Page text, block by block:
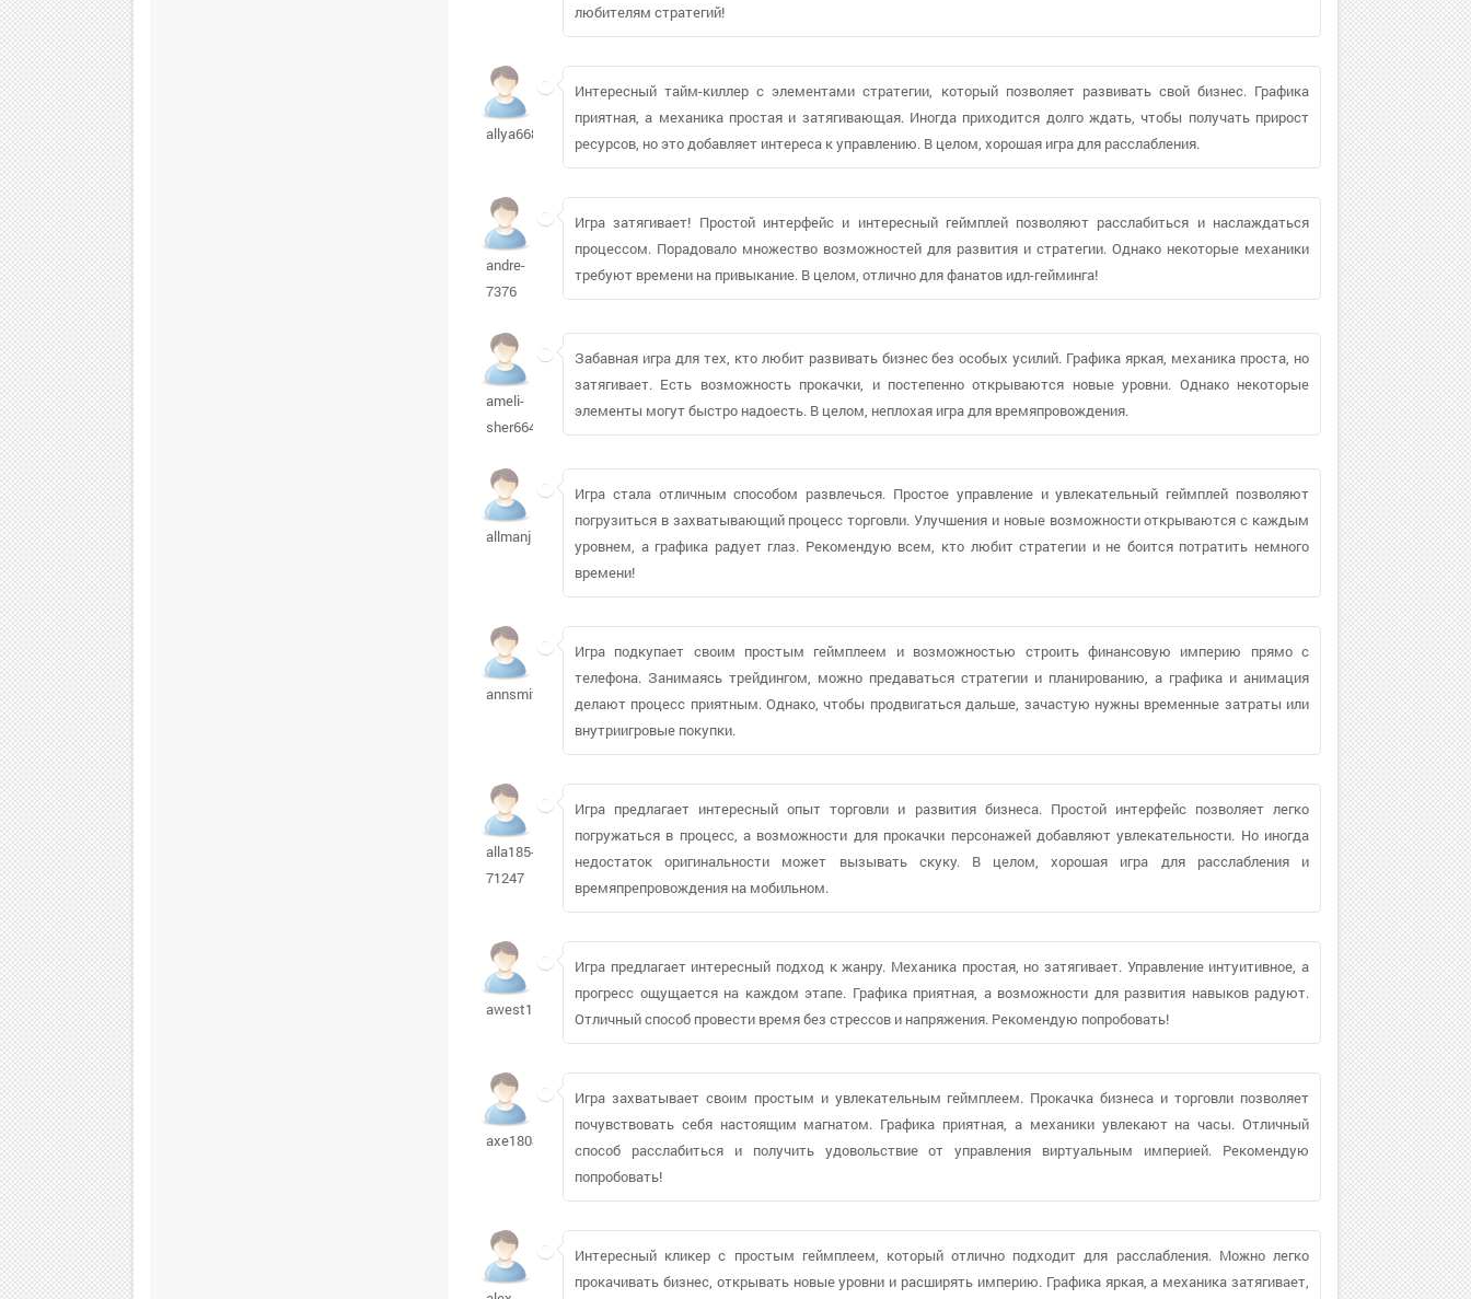
любителям стратегий!
allya66891
Интересный тайм-киллер с элементами стратегии, который позволяет развивать свой бизнес. Графика
приятная, а механика простая и затягивающая. Иногда приходится долго ждать, чтобы получать прирост
ресурсов, но это добавляет интереса к управлению. В целом, хорошая игра для расслабления.
andre-
7376
Игра затягивает! Простой интерфейс и интересный геймплей позволяют расслабиться и наслаждаться
процессом. Порадовало множество возможностей для развития и стратегии. Однако некоторые механики
требуют времени на привыкание. В целом, отлично для фанатов идл-гейминга!
ameli-
sher664
Забавная игра для тех, кто любит развивать бизнес без особых усилий. Графика яркая, механика проста, но
затягивает. Есть возможность прокачки, и постепенно открываются новые уровни. Однако некоторые
элементы могут быстро надоесть. В целом, неплохая игра для времяпровождения.
allmanj
Игра стала отличным способом развлечься. Простое управление и увлекательный геймплей позволяют
погрузиться в захватывающий процесс торговли. Улучшения и новые возможности открываются с каждым
уровнем, а графика радует глаз. Рекомендую всем, кто любит стратегии и не боится потратить немного
времени!
annsmith77
Игра подкупает своим простым геймплеем и возможностью строить финансовую империю прямо с
телефона. Занимаясь трейдингом, можно предаваться стратегии и планированию, а графика и анимация
делают процесс приятным. Однако, чтобы продвигаться дальше, зачастую нужны временные затраты или
внутриигровые покупки.
alla185-
71247
Игра предлагает интересный опыт торговли и развития бизнеса. Простой интерфейс позволяет легко
погружаться в процесс, а возможности для прокачки персонажей добавляют увлекательности. Но иногда
недостаток оригинальности может вызывать скуку. В целом, хорошая игра для расслабления и
времяпрепровождения на мобильном.
awest1
Игра предлагает интересный подход к жанру. Механика простая, но затягивает. Управление интуитивное, а
прогресс ощущается на каждом этапе. Графика приятная, а возможности для развития навыков радуют.
Отличный способ провести время без стрессов и напряжения. Рекомендую попробовать!
axe1808993
Игра захватывает своим простым и увлекательным геймплеем. Прокачка бизнеса и торговли позволяет
почувствовать себя настоящим магнатом. Графика приятная, а механики увлекают на часы. Отличный
способ расслабиться и получить удовольствие от управления виртуальным империей. Рекомендую
попробовать!
Интересный кликер с простым геймплеем, который отлично подходит для расслабления. Можно легко
прокачивать бизнес, открывать новые уровни и расширять империю. Графика яркая, а механика затягивает,